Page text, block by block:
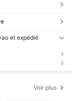
et expédié
Voir plus